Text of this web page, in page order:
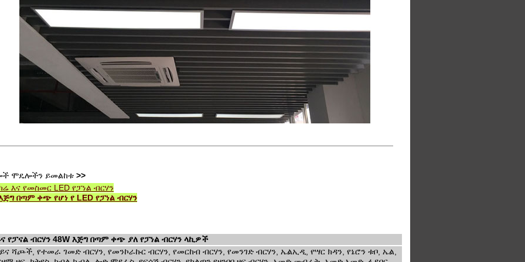
ሞዴሎችን ይመልከቱ >>
እና የመስመር LED የፓነል ብርሃን
በጣም ቀጭ የሆነ የ LED የፓነል ብርሃን
የፓናል ብርሃን 48W እጅግ በጣም ቀጭ ያለ የፓነል ብርሃን ላኪዎች
ሻጮች, የተመራ ገመድ ብርሃን, የመንኮራኩር ብርሃን, የመርከብ ብርሃን, የመንገድ ብርሃን, ኤልኢዲ, የሣር ክዳን, የኔሮን ቱቦ, ኤል,